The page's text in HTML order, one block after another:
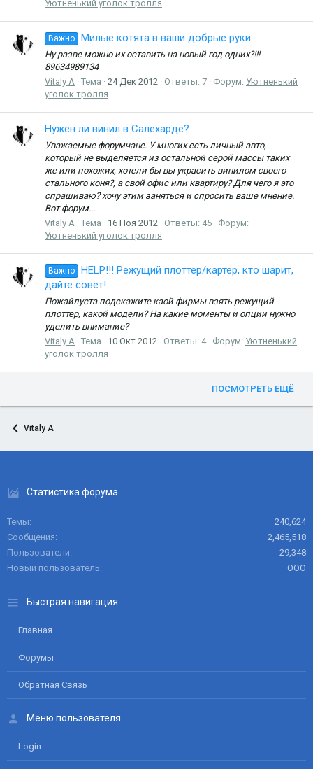
Уютненький уголок тролля
Важно Милые котята в ваши добрые руки
Ну разве можно их оставить на новый год одних?!!!
89634989134
Vitaly A
Тема 24 Дек 2012 Ответы: 7 Форум: Уютненький
уголок тролля
Нужен ли винил в Салехарде?
Уважаемые форумчане. У многих есть личный авто,
который не выделяется из остальной серой массы таких
же или похожих, хотели бы вы украсить винилом своего
стального коня?, а свой офис или квартиру? Для чего я это
спрашиваю? хочу этим заняться и спросить ваше мнение.
Вот форум...
Vitaly A
Тема 16 Ноя 2012 Ответы: 45
Форум:
Уютненький уголок тролля
Важно
HELP!!! Режущий плоттер/картер, кто шарит,
дайте совет!
Пожайлуста подскажите каой фирмы взять режущий
плоттер, какой модели? На какие моменты и опции нужно
уделить внимание?
Vitaly A
Тема 10 Окт 2012 Ответы: 4 Форум: Уютненький
уголок тролля
ПОСМОТРЕТЬ ЕЩЁ
Vitaly A
Статистика форума
Темы
240,624
Сообщения
2,465,518
Пользователи
29,348
Новый пользователь
ООО
Быстрая навигация
Главная
Форумы
Обратная Связь
Меню пользователя
Login